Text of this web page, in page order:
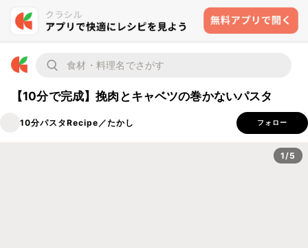
【10分で完成】挽肉とキャベツの巻かないパスタ
10分パスタRecipe／たかし フォロー
1/5